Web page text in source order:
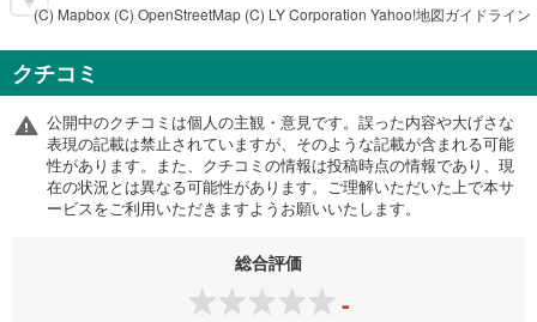
(C) Mapbox (C) OpenStreetMap (C) LY Corporation Yahoo!地図ガイドライン
クチコミ
公開中のクチコミは個人の主観・意見です。誤った内容や大げさな
表現の記載は禁止されていますが、そのような記載が含まれる可能
性があります。また、クチコミの情報は投稿時点の情報であり、現
在の状況とは異なる可能性があります。ご理解いただいた上で本サ
ービスをご利用いただきますようお願いいたします。
総合評価
-